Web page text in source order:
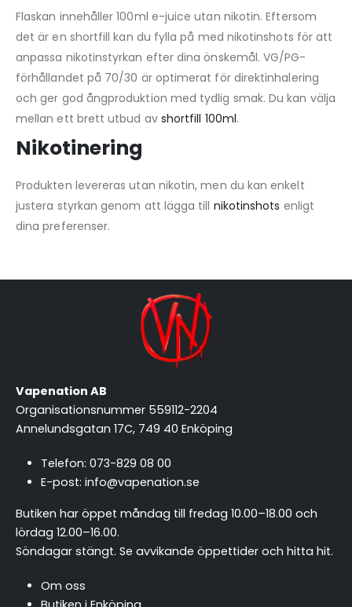
Flaskan innehåller 100ml e-juice utan nikotin. Eftersom
det är en shortfill kan du fylla på med nikotinshots för att
anpassa nikotinstyrkan efter dina önskemål. VG/PG-
förhållandet på 70/30 är optimerat för direktinhalering
och ger god ångproduktion med tydlig smak. Du kan välja
mellan ett brett utbud av shortfill 100ml.
Nikotinering
Produkten levereras utan nikotin, men du kan enkelt
justera styrkan genom att lägga till nikotinshots enligt
dina preferenser.
Vapenation AB
Organisationsnummer 559112-2204
Annelundsgatan 17C, 749 40 Enköping
Telefon: 073-829 08 00
E-post: info@vapenation.se
Butiken har öppet måndag till fredag 10.00–18.00 och
lördag 12.00–16.00.
Söndagar stängt. Se avvikande öppettider och hitta hit.
Om oss